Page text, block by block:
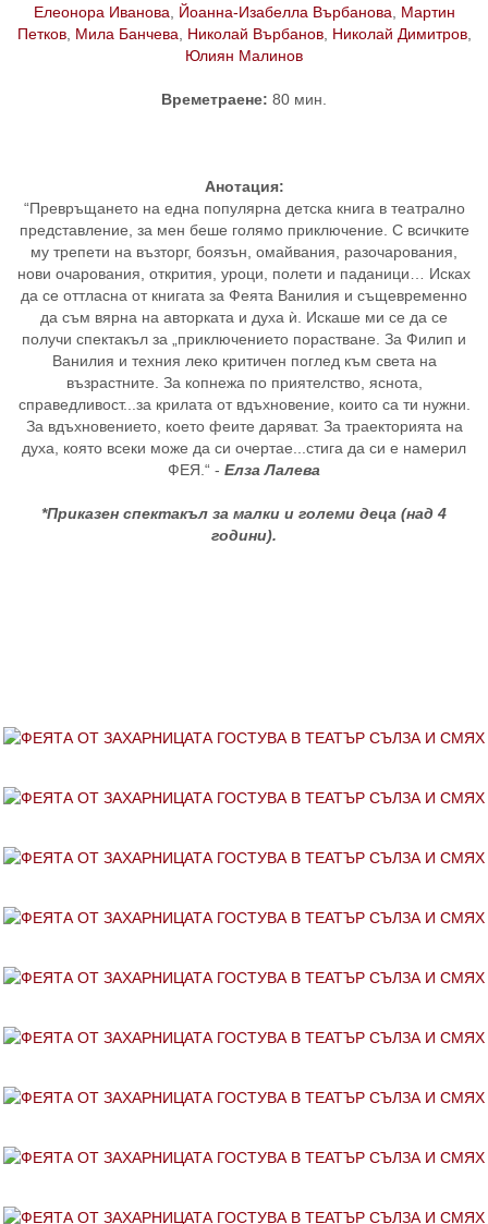
Елеонора Иванова
Йоанна-Изабелла Върбанова
Мартин
Петков, Мила Банчева Николай Върбанов, Николай Димитров,
Юлиян Малинов
Времетраене: 80 мин.
Анотация:
“Превръщането на една популярна детска книга в театрално
представление, за мен беше голямо приключение. С всичките
му трепети на възторг, боязън, омайвания, разочарования,
нови очарования, открития, уроци, полети и паданици… Исках
да се оттласна от книгата за Феята Ванилия и същевременно
да съм вярна на авторката и духа ѝ. Искаше ми се да се
получи спектакъл за „приключението порастване. За Филип и
Ванилия и техния леко критичен поглед към света на
възрастните. За копнежа по приятелство, яснота,
справедливост...за крилата от вдъхновение, които са ти нужни.
За вдъхновението, което феите даряват. За траекторията на
духа, която всеки може да си очертае...стига да си е намерил
ФЕЯ.“ - Елза Лалева
*Приказен спектакъл за малки и големи деца (над 4
години).